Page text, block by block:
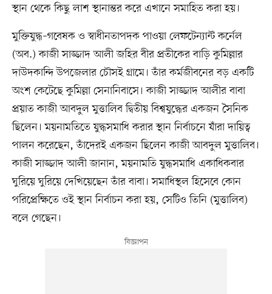
স্থান থেকে কিছু লাশ স্থানান্তর করে এখানে সমাহিত করা হয়।
মুক্তিযুদ্ধ–গবেষক ও স্বাধীনতাপদক পাওয়া লেফটেন্যান্ট কর্নেল
(অব.) কাজী সাজ্জাদ আলী জহির বীর প্রতীকের বাড়ি কুমিল্লার
দাউদকান্দি উপজেলার চৌসই গ্রামে। তাঁর কর্মজীবনের বড় একটি
অংশ কেটেছে কুমিল্লা সেনানিবাসে। কাজী সাজ্জাদ আলীর বাবা
প্রয়াত কাজী আবদুল মুত্তালিব দ্বিতীয় বিশ্বযুদ্ধের একজন সৈনিক
ছিলেন। ময়নামতিতে যুদ্ধসমাধি করার স্থান নির্বাচনে যাঁরা দায়িত্ব
পালন করেছেন, তাঁদেরই একজন ছিলেন কাজী আবদুল মুত্তালিব।
কাজী সাজ্জাদ আলী জানান, ময়নামতি যুদ্ধসমাধি একাধিকবার
ঘুরিয়ে ঘুরিয়ে দেখিয়েছেন তাঁর বাবা। সমাধিস্থল হিসেবে কোন
পরিপ্রেক্ষিতে ওই স্থান নির্বাচন করা হয়, সেটিও তিনি (মুত্তালিব)
বলে গেছেন।